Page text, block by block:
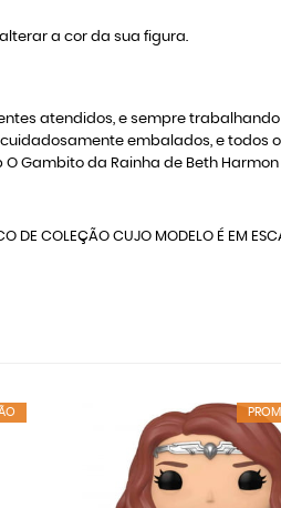
a cor da sua figura.
atendidos, e sempre
embalados, e
Gambito da Rainha de Beth Harmon
DE COLEÇÃO CUJO MODELO É EM